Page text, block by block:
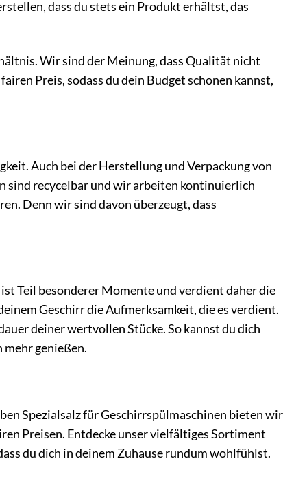
dass du stets ein Produkt erhältst, das
Wir sind der Meinung, dass Qualität nicht
Preis, sodass du dein Budget schonen kannst,
Auch bei der Herstellung und Verpackung von
sind recycelbar und wir arbeiten kontinuierlich
Denn wir sind davon überzeugt, dass
Teil besonderer Momente und verdient daher die
Geschirr die Aufmerksamkeit, die es verdient.
deiner wertvollen Stücke. So kannst du dich
mehr genießen.
Spezialsalz für Geschirrspülmaschinen bieten wir
Preisen. Entdecke unser vielfältiges Sortiment
du dich in deinem Zuhause rundum wohlfühlst.